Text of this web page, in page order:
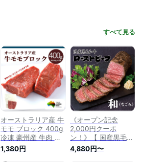
すべて見る
オーストラリア産 牛
モモ ブロック 400g
冷凍 豪州産 牛肉 牛
もも肉 モモ肉 お肉
赤身肉 ステーキ 焼
1,380円
《オープン記念
2,000円クーポ
ン！》【 国産黒毛和
牛 ローストビーフ
和(なごみ) / 200g 】
4,880円〜